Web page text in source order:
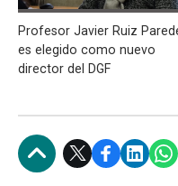
Profesor Javier Ruiz
es elegido como nuevo
director del DGF